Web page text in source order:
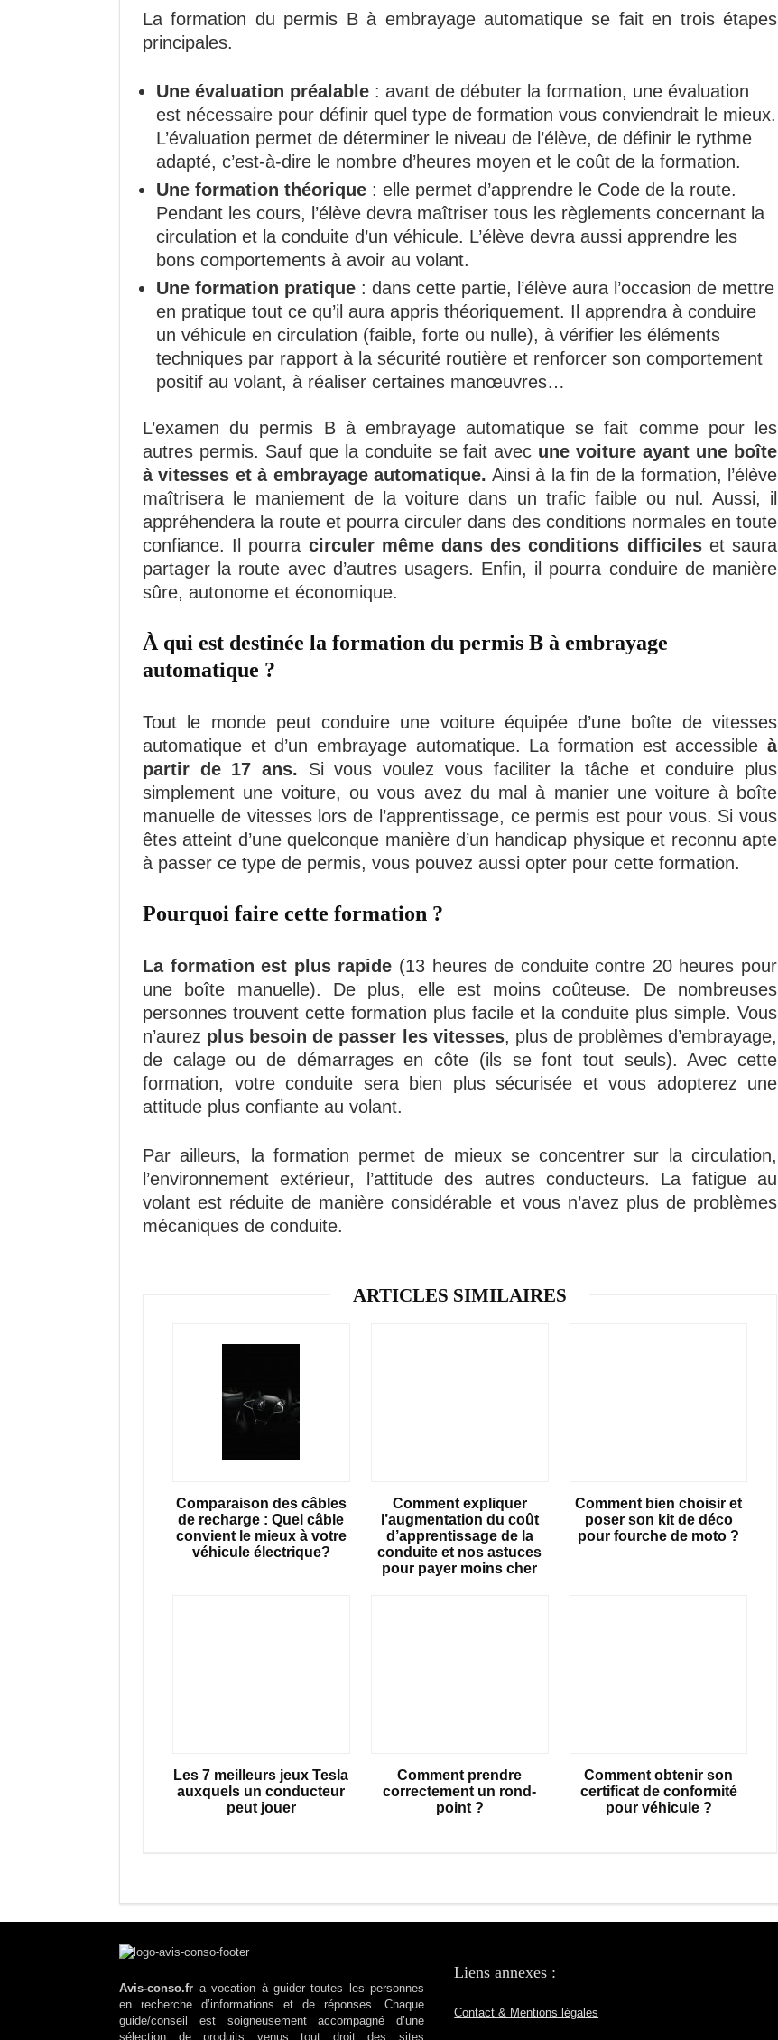
La formation du permis B à embrayage automatique se fait en trois étapes
principales.
Une évaluation préalable : avant de débuter la formation, une évaluation
est nécessaire pour définir quel type de formation vous conviendrait le mieux.
L’évaluation permet de déterminer le niveau de l’élève, de définir le rythme
adapté, c’est-à-dire le nombre d’heures moyen et le coût de la formation.
Une formation théorique : elle permet d’apprendre le Code de la route.
Pendant les cours, l’élève devra maîtriser tous les règlements concernant la
circulation et la conduite d’un véhicule. L’élève devra aussi apprendre les
bons comportements à avoir au volant.
Une formation pratique : dans cette partie, l’élève aura l’occasion de mettre
en pratique tout ce qu’il aura appris théoriquement. Il apprendra à conduire
un véhicule en circulation (faible, forte ou nulle), à vérifier les éléments
techniques par rapport à la sécurité routière et renforcer son comportement
positif au volant, à réaliser certaines manœuvres…
L’examen du permis B à embrayage automatique se fait comme pour les
autres permis. Sauf que la conduite se fait avec une voiture ayant une boîte
à vitesses et à embrayage automatique. Ainsi à la fin de la formation, l’élève
maîtrisera le maniement de la voiture dans un trafic faible ou nul. Aussi, il
appréhendera la route et pourra circuler dans des conditions normales en toute
confiance. Il pourra circuler même dans des conditions difficileset saura
partager la route avec d’autres usagers. Enfin, il pourra conduire de manière
sûre, autonome et économique.
À qui est destinée la formation du permis B à embrayage
automatique ?
Tout le monde peut conduire une voiture équipée d’une boîte de vitesses
automatique et d’un embrayage automatique. La formation est accessible à
partir de 17 ans. Si vous voulez vous faciliter la tâche et conduire plus
simplement une voiture, ou vous avez du mal à manier une voiture à boîte
manuelle de vitesses lors de l’apprentissage, ce permis est pour vous. Si vous
êtes atteint d’une quelconque manière d’un handicap physique et reconnu apte
à passer ce type de permis, vous pouvez aussi opter pour cette formation.
Pourquoi faire cette formation ?
La formation est plus rapide (13 heures de conduite contre 20 heures pour
une boîte manuelle). De plus, elle est moins coûteuse. De nombreuses
personnes trouvent cette formation plus facile et la conduite plus simple. Vous
n’aurez plus besoin de passer les vitesses, plus de problèmes d’embrayage,
de calage ou de démarrages en côte (ils se font tout seuls). Avec cette
formation, votre conduite sera bien plus sécurisée et vous adopterez une
attitude plus confiante au volant.
Par ailleurs, la formation permet de mieux se concentrer sur la circulation,
l’environnement extérieur, l’attitude des autres conducteurs. La fatigue au
volant est réduite de manière considérable et vous n’avez plus de problèmes
mécaniques de conduite.
ARTICLES SIMILAIRES
Comparaison des câbles
de recharge : Quel câble
convient le mieux à votre
véhicule électrique?
Comment expliquer
l’augmentation du coût
d’apprentissage de la
conduite et nos astuces
pour payer moins cher
Comment bien choisir et
poser son kit de déco
pour fourche de moto ?
Les 7 meilleurs jeux Tesla
auxquels un conducteur
peut jouer
Comment prendre
correctement un rond-
point ?
Comment obtenir son
certificat de conformité
pour véhicule ?
Avis-conso.fr a vocation à guider toutes les personnes
en recherche d’informations et de réponses. Chaque
guide/conseil est soigneusement accompagné d’une
sélection de produits venus tout droit des sites
Liens annexes :
Contact & Mentions légales